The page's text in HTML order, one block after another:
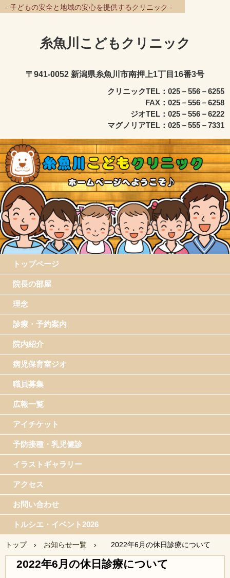
- 子どもの安全と地域の安心を提供するクリニック -
糸魚川こどもクリニック
〒941-0052 新潟県糸魚川市南押上1丁目16番3号
クリニックTEL：025－556－6255
FAX：025－556－6258
ジオTEL：025－556－6222
マグノリアTEL：025－555－7331
トップページ
院長の部屋
理念
診療・予約案内
院内紹介
病児保育室ジオ
職員募集
広報一覧
アイチケット
予防接種・乳児健診
イラストギャラリー
アクセス
お問い合わせ
トルシエ・イベント2026
トップ › お知らせ一覧 › 2022年6月の休日診療について
2022年6月の休日診療について